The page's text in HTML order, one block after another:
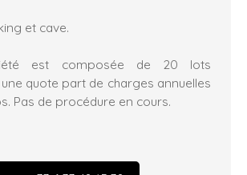
et cave.
est composée de 20 lots
quote part de charges annuelles
Pas de procédure en cours.